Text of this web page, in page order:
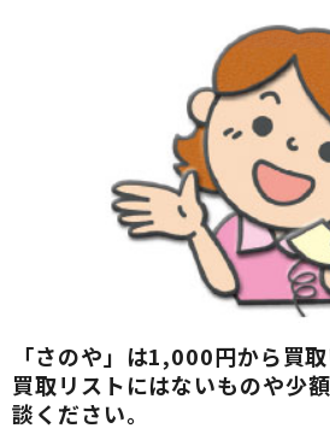
「さのや」は1,000円から買取
買取リストにはないものや少
談ください。